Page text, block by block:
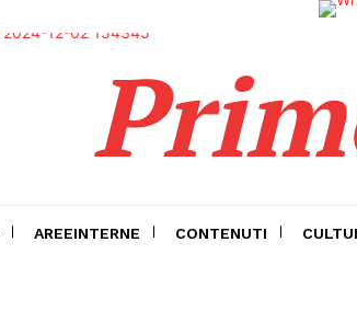
AREEINTERNE CONTENUTI